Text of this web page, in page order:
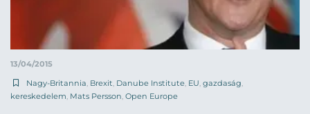
13/04/2015
Nagy-Britannia, Brexit, Danube Institute, EU, gazdaság,
kereskedelem, Mats Persson, Open Europe